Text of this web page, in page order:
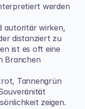
werden
autoritär wirken,
distanziert zu
ist es oft eine
Branchen
Tannengrün
zeigen.